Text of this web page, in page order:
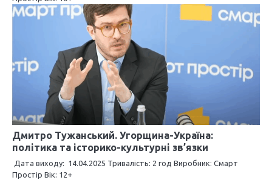
Дмитро Тужанський. Угорщина-Україна:
політика та історико-культурні зв’язки
Дата виходу: 14.04.2025 Тривалість: 2 год Виробник: Смарт
Простір Вік: 12+